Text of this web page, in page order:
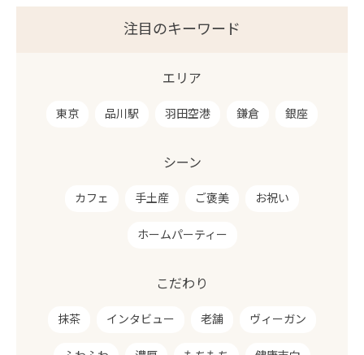
注目のキーワード
エリア
東京 品川駅 羽田空港 鎌倉 銀座
シーン
カフェ 手土産 ご褒美 お祝い
ホームパーティー
こだわり
抹茶 インタビュー 老舗 ヴィーガン